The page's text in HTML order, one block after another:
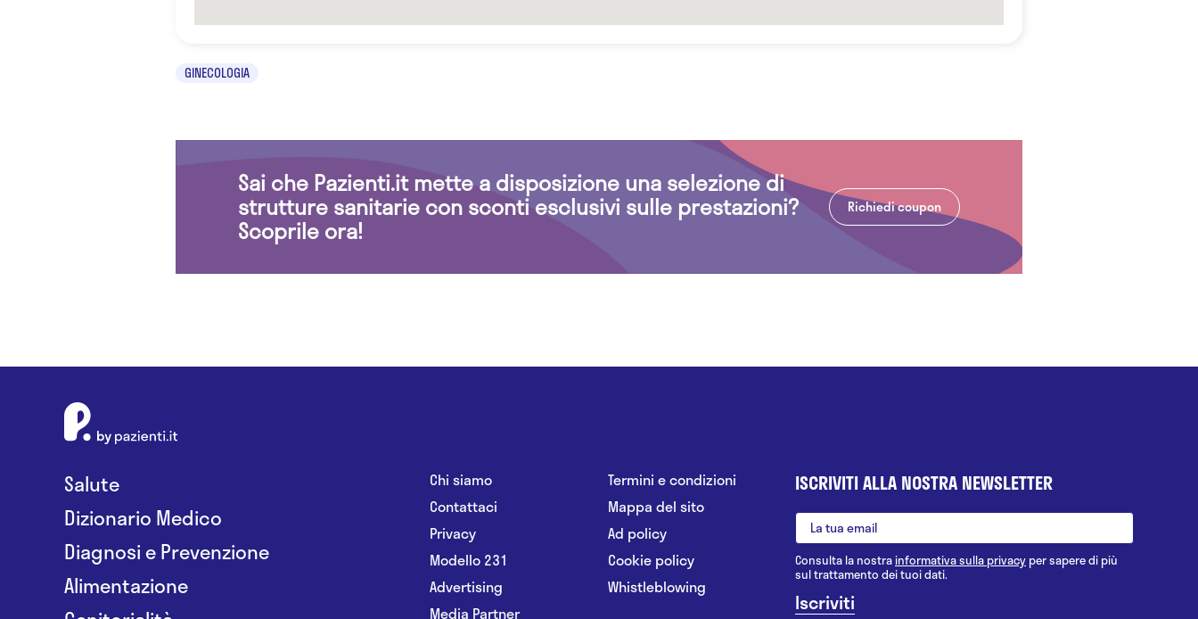
GINECOLOGIA
Sai che Pazienti.it mette a disposizione una selezione di
strutture sanitarie con sconti esclusivi sulle prestazioni?
Scoprile ora!
Richiedi coupon
Salute
Dizionario Medico
Diagnosi e Prevenzione
Alimentazione
Chi siamo
Contattaci
Privacy
Modello 231
Advertising
Media Partner
Termini e condizioni
Mappa del sito
Ad policy
Cookie policy
Whistleblowing
ISCRIVITI ALLA NOSTRA NEWSLETTER
Consulta la nostrainformativa sulla privacy per sapere di più
sul trattamento dei tuoi dati.